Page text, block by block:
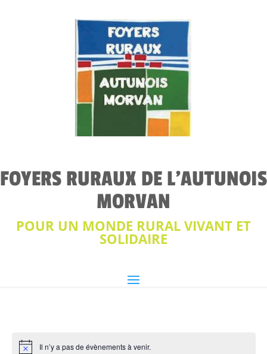
FOYERS RURAUX DE L'AUTUNOIS
MORVAN
POUR UN MONDE RURAL VIVANT ET
SOLIDAIRE
Il n’y a pas de évènements à venir.